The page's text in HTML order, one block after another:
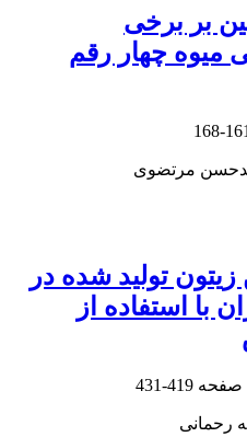
بر برخی
چهار رقم
161-168
مرتضوی
تولید شده در
با استفاده از
419-431
رحمانی